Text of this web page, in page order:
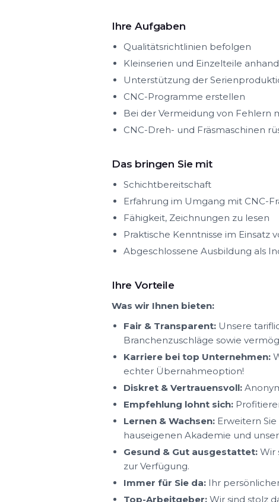
Ihre Aufgaben
Qualitätsrichtlinien befolgen
Kleinserien und Einzelteile
Unterstützung der
CNC-Programme erstellen
Bei der Vermeidung von Fehlern
CNC-Dreh- und Fräsmaschinen
Das bringen Sie mit
Schichtbereitschaft
Erfahrung im Umgang mit CNC-
Fähigkeit, Zeichnungen zu lesen
Praktische Kenntnisse im Einsatz
Abgeschlossene Ausbildung als
Ihre Vorteile
Was wir Ihnen bieten:
Fair & Transparent: Unsere
Branchenzuschläge sowie
Karriere bei top Unternehmen:
echter Übernahmeoption!
Diskret & Vertrauensvoll:
Empfehlung lohnt sich:
Lernen & Wachsen: Erweitern
hauseigenen Akademie und
Gesund & Gut ausgestattet: Wir
zur Verfügung.
Immer für Sie da: Ihr
Top-Arbeitgeber: Wir sind stolz